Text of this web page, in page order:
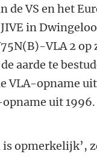
de VS en het
in
VLA 2 op
aarde te
VLA-opname
uit 1996.
is opmerkelijk’,